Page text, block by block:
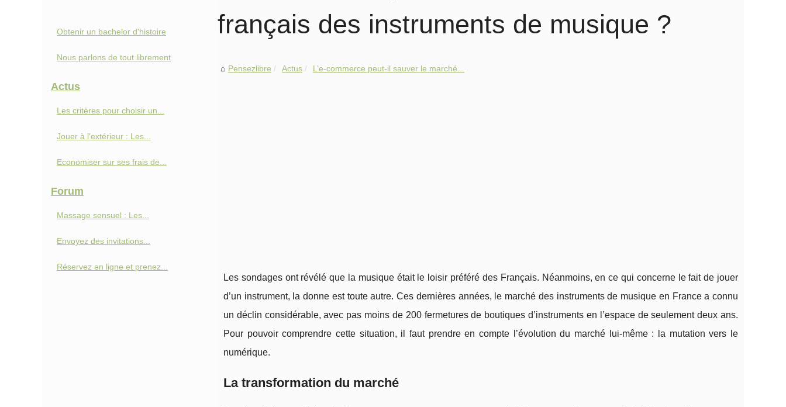
français des instruments de musique ?
Pensezlibre Actus L’e-commerce peut-il sauver le marché...
Les sondages ont révélé que la musique était le loisir préféré des Français. Néanmoins, en ce qui concerne le fait de jouer
d’un instrument, la donne est toute autre. Ces dernières années, le marché des instruments de musique en France a connu
un déclin considérable, avec pas moins de 200 fermetures de boutiques d’instruments en l’espace de seulement deux ans.
Pour pouvoir comprendre cette situation, il faut prendre en compte l’évolution du marché lui-même : la mutation vers le
numérique.
La transformation du marché
Obtenir un bachelor d'histoire
Nous parlons de tout librement
Actus
Les critères pour choisir un...
Jouer à l'extérieur : Les...
Economiser sur ses frais de...
Forum
Massage sensuel : Les...
Envoyez des invitations...
Réservez en ligne et prenez...